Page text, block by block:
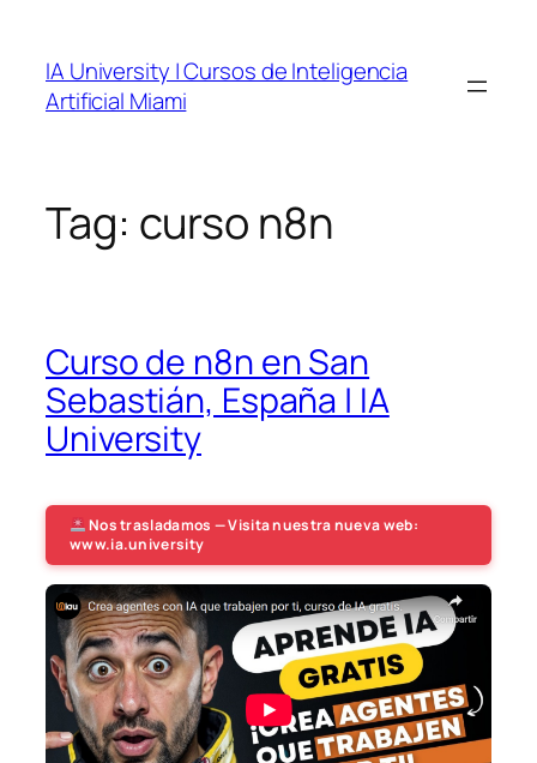
content
IA University | Cursos de Inteligencia
Artificial Miami
Tag: curso n8n
Curso de n8n en San
Sebastián, España | IA
University
Nos trasladamos — Visita nuestra nueva web:
www.ia.university